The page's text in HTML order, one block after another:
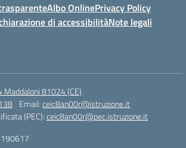
Albo OnlinePrivacy Policy
di accessibilitàNote legali
Maddaloni 81024 (CE)
Email:ceic8an00r@istruzione.it
(PEC):ceic8an00r@pec.istruzione.it